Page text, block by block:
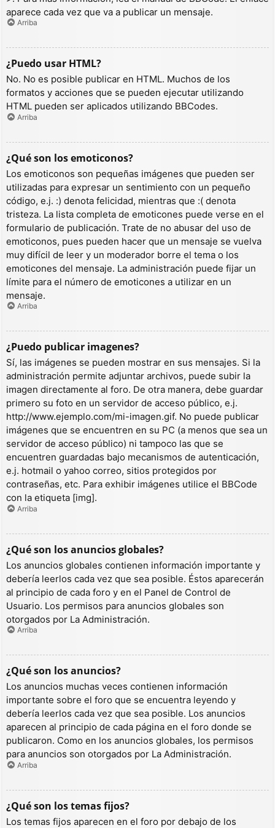
aparece cada vez que va a publicar un mensaje.
Arriba
¿Puedo usar HTML?
No. No es posible publicar en HTML. Muchos de los
formatos y acciones que se pueden ejecutar utilizando
HTML pueden ser aplicados utilizando BBCodes.
Arriba
¿Qué son los emoticonos?
Los emoticonos son pequeñas imágenes que pueden ser
utilizadas para expresar un sentimiento con un pequeño
código, e.j. :) denota felicidad, mientras que :( denota
tristeza. La lista completa de emoticones puede verse en el
formulario de publicación. Trate de no abusar del uso de
emoticonos, pues pueden hacer que un mensaje se vuelva
muy difícil de leer y un moderador borre el tema o los
emoticones del mensaje. La administración puede fijar un
límite para el número de emoticones a utilizar en un
mensaje.
Arriba
¿Puedo publicar imagenes?
Sí, las imágenes se pueden mostrar en sus mensajes. Si la
administración permite adjuntar archivos, puede subir la
imagen directamente al foro. De otra manera, debe guardar
primero su foto en un servidor de acceso público, e.j.
http://www.ejemplo.com/mi-imagen.gif. No puede publicar
imágenes que se encuentren en su PC (a menos que sea un
servidor de acceso público) ni tampoco las que se
encuentren guardadas bajo mecanismos de autenticación,
e.j. hotmail o yahoo correo, sitios protegidos por
contraseñas, etc. Para exhibir imágenes utilice el BBCode
con la etiqueta [img].
Arriba
¿Qué son los anuncios globales?
Los anuncios globales contienen información importante y
debería leerlos cada vez que sea posible. Éstos aparecerán
al principio de cada foro y en el Panel de Control de
Usuario. Los permisos para anuncios globales son
otorgados por La Administración.
Arriba
¿Qué son los anuncios?
Los anuncios muchas veces contienen información
importante sobre el foro que se encuentra leyendo y
debería leerlos cada vez que sea posible. Los anuncios
aparecen al principio de cada página en el foro donde se
publicaron. Como en los anuncios globales, los permisos
para anuncios son otorgados por La Administración.
Arriba
¿Qué son los temas fijos?
Los temas fijos aparecen en el foro por debajo de los